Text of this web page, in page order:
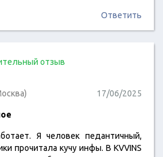
Ответить
отзыв
17/06/2025
Я человек педантичный,
прочитала кучу инфы. В KVVINS